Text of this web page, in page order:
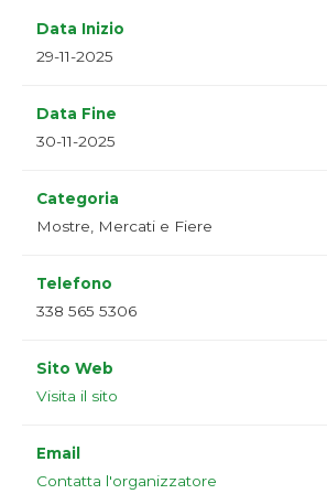
Data Inizio
29-11-2025
Data Fine
30-11-2025
Categoria
Mostre, Mercati e Fiere
Telefono
338 565 5306
Sito Web
Visita il sito
Email
Contatta l'organizzatore